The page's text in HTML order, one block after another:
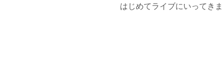
はじめてライブにいってき